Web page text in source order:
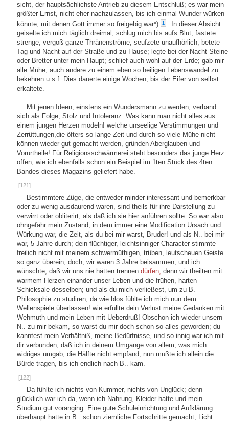
sicht, der hauptsächlichste Antrieb zu diesem Entschluß; es war mein
größter Ernst, nicht eher nachzulassen, bis ich einmal Wunder würken
könnte, mit denen Gott immer so freigebig war*)
1
In dieser Absicht
geiselte ich mich täglich dreimal, schlug mich bis aufs Blut; fastete
strenge; vergoß ganze Thränenströme; seufzete unaufhörlich; betete
Tag und Nacht auf der Straße und zu Hause; legte bei der Nacht Steine
oder Bretter unter mein Haupt; schlief auch wohl auf der Erde; gab mir
alle Mühe, auch andere zu einem eben so heiligen Lebenswandel zu
bekehren u.s.f. Dies dauerte einige Wochen, bis der Eifer von selbst
erkaltete.
Mit jenen Ideen, einstens ein Wundersmann zu werden, verband
sich als Folge, Stolz und Intoleranz. Was kann man nicht alles aus
einem jungen Herzen modeln! welche unseelige Verstimmungen und
Zerrüttungen,die öfters so lange Zeit und durch so viele Mühe nicht
können wieder gut gemacht werden, gründen Aberglauben und
Vorurtheile! Für Religionsschwärmerei steht besonders das junge Herz
offen, wie ich ebenfalls schon ein Beispiel im 1ten Stück des 4ten
Bandes dieses Magazins geliefert habe.
[121]
Bestimmtere Züge, die entweder minder interessant und bemerkbar
oder zu wenig ausdaurend waren, sind theils für ihre Darstellung zu
verwirrt oder obliterirt, als daß ich sie hier anführen sollte. So war also
ohngefähr mein Zustand, in dem immer eine Modification Ursach und
Würkung war, die Zeit, als du bei mir warst, Bruder! und als N.. bei mir
war, 5 Jahre durch; dein flüchtiger, leichtsinniger Character stimmte
freilich nicht mit meinem schwermüthigen, trüben, leutscheuen Geiste
so ganz überein; doch, wir waren 3 Jahre beisammen, und ich
wünschte, daß wir uns nie hätten trennen dürfen; denn wir theilten mit
warmem Herzen einander unser Leben und die frühen, harten
Schicksale desselben; und als du mich verließest, um zu B.
Philosophie zu studiren, da wie blos fühlte ich mich nun dem
Wellenspiele überlassen! wie erfüllte dein Verlust meine Gedanken mit
Wehmuth und mein Leben mit Ueberdruß! Obschon ich wieder unsern
N.. zu mir bekam, so warst du mir doch schon so alles geworden; du
kanntest mein Verhältniß, meine Bedürfnisse, und so innig war ich mit
dir verbunden, daß ich in deinem Umgange von allem, was mich
widriges umgab, die Hälfte nicht empfand; nun mußte ich allein die
Bürde tragen, bis ich endlich nach B.. kam.
[122]
Da fühlte ich nichts von Kummer, nichts von Unglück; denn
glücklich war ich da, wenn ich Nahrung, Kleider hatte und mein
Studium gut voranging. Eine gute Schuleinrichtung und Aufklärung
überhaupt hatte in B.. schon ziemliche Fortschritte gemacht; Licht